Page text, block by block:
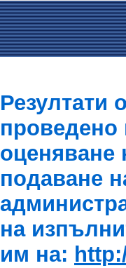
Резултати
проведено
оценяване
подаване
на
им на: